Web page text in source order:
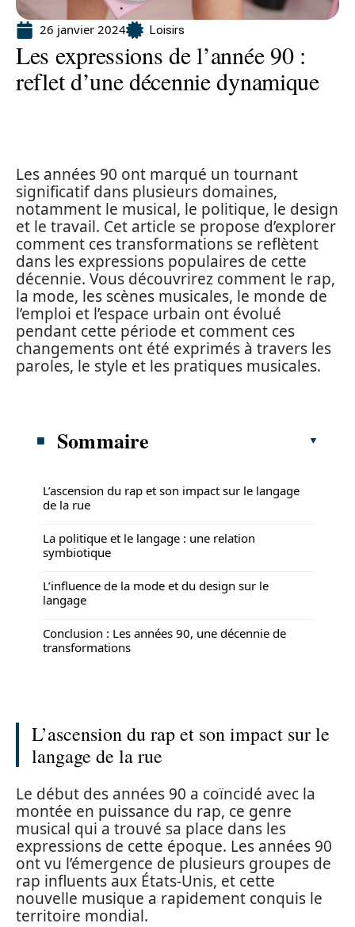
26 janvier 2024 Loisirs
Les expressions de l’année 90 :
reflet d’une décennie dynamique
Les années 90 ont marqué un tournant
significatif dans plusieurs domaines,
notamment le musical, le politique, le design
et le travail. Cet article se propose d’explorer
comment ces transformations se reflètent
dans les expressions populaires de cette
décennie. Vous découvrirez comment le rap,
la mode, les scènes musicales, le monde de
l’emploi et l’espace urbain ont évolué
pendant cette période et comment ces
changements ont été exprimés à travers les
paroles, le style et les pratiques musicales.
Sommaire
L’ascension du rap et son impact sur le langage
de la rue
La politique et le langage : une relation
symbiotique
L’influence de la mode et du design sur le
langage
Conclusion : Les années 90, une décennie de
transformations
L’ascension du rap et son impact sur le
langage de la rue
Le début des années 90 a coïncidé avec la
montée en puissance du rap, ce genre
musical qui a trouvé sa place dans les
expressions de cette époque. Les années 90
ont vu l’émergence de plusieurs groupes de
rap influents aux États-Unis, et cette
nouvelle musique a rapidement conquis le
territoire mondial.